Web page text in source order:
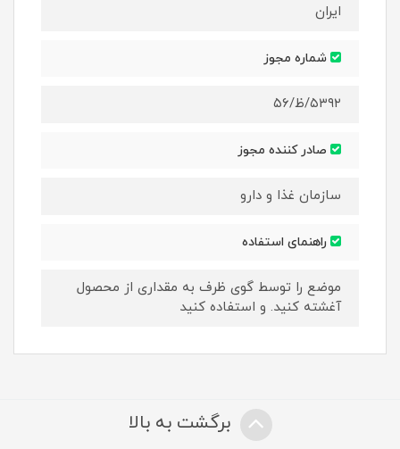
ایران
شماره مجوز
۵۳۹۲/ظ/۵۶
صادر کننده مجوز
سازمان غذا و دارو
راهنمای استفاده
موضع را توسط گوی ظرف به مقداری از محصول
آغشته کنید. و استفاده کنید
برگشت به بالا